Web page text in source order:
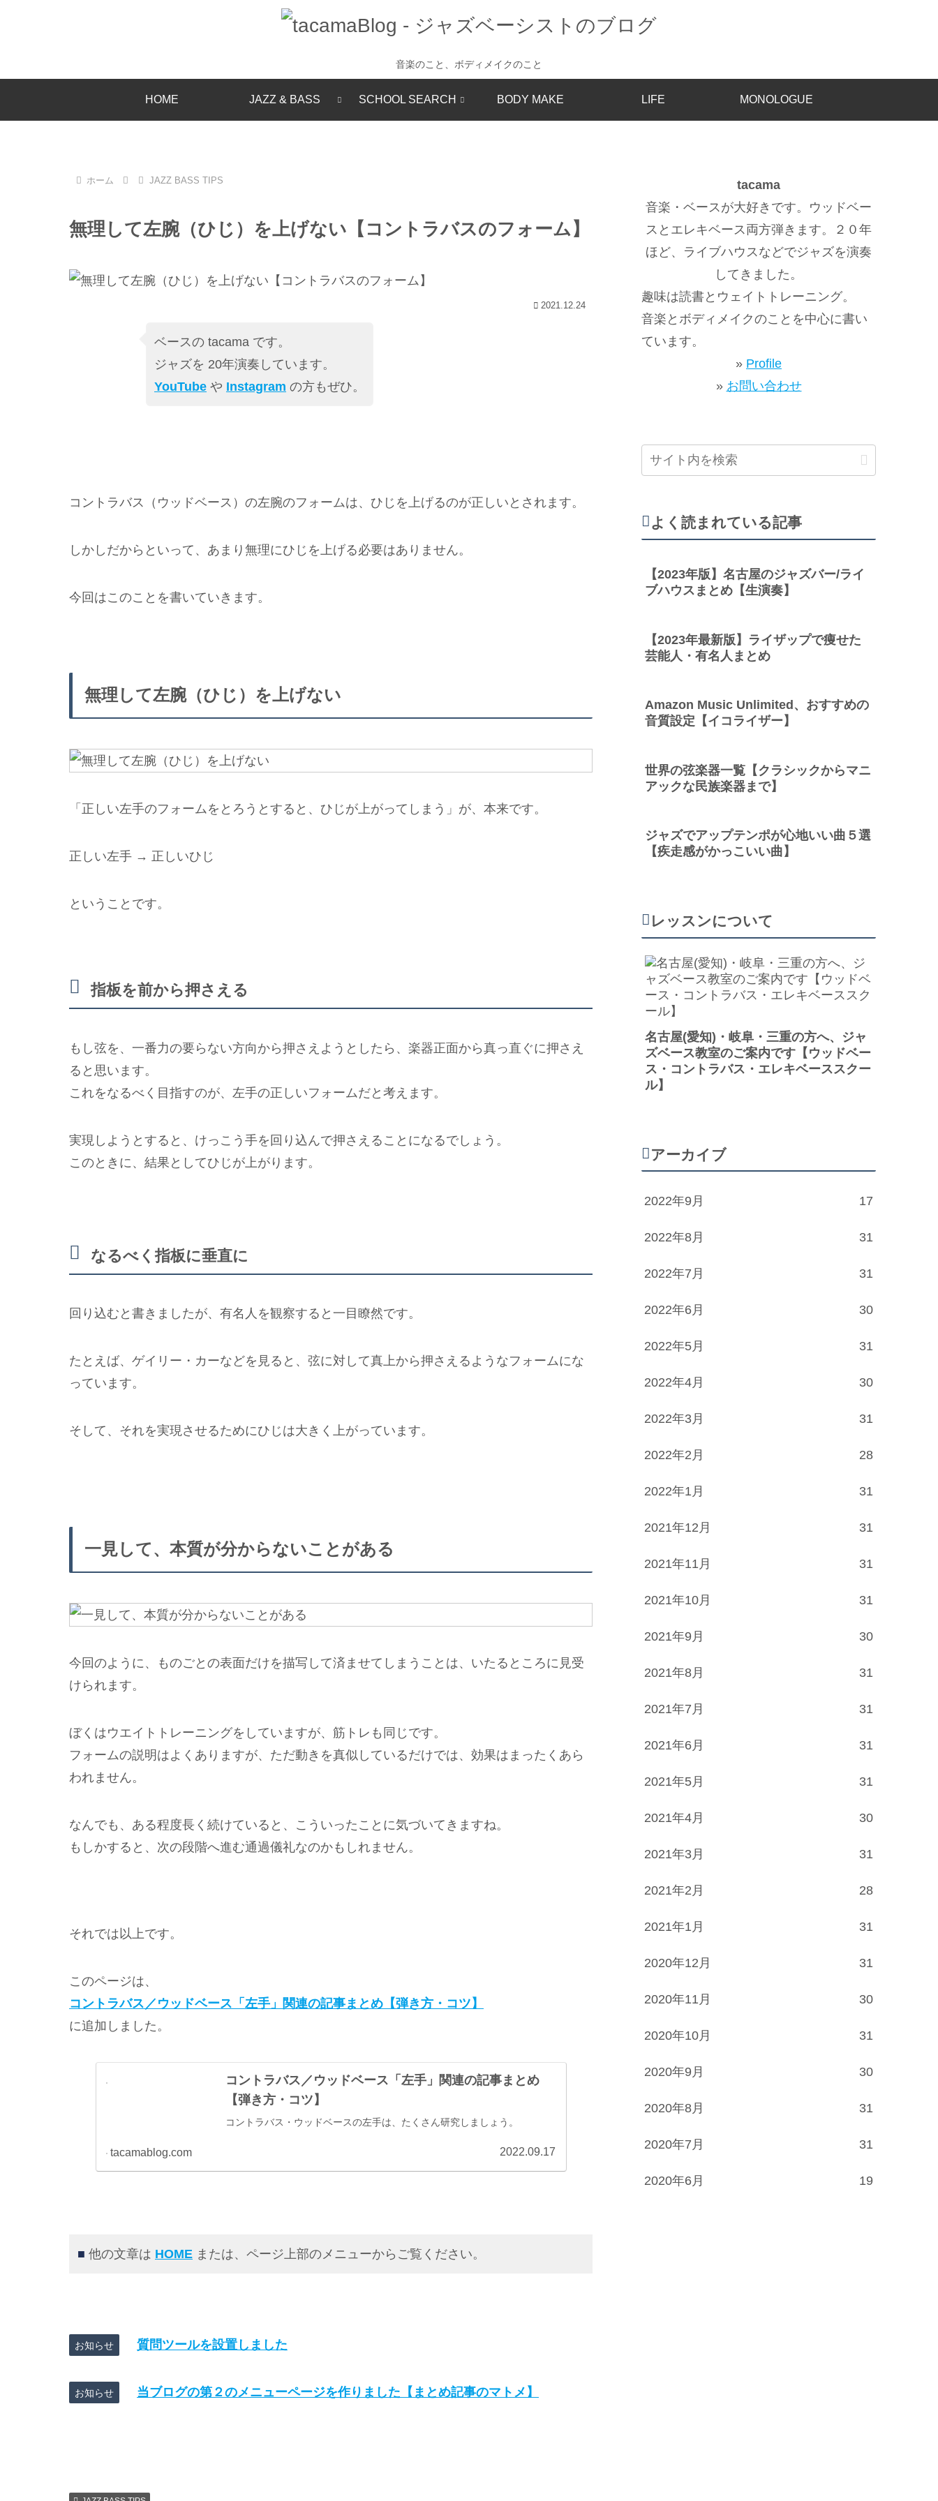
音楽のこと、ボディメイクのこと
HOME JAZZ & BASS SCHOOL SEARCH BODY MAKE LIFE MONOLOGUE
ホーム JAZZ BASS TIPS
無理して左腕（ひじ）を上げない【コントラバスのフォーム】
2021.12.24
ベースの tacama です。
ジャズを 20年演奏しています。
YouTube や Instagram の方もぜひ。
コントラバス（ウッドベース）の左腕のフォームは、ひじを上げるのが正しいとされます。
しかしだからといって、あまり無理にひじを上げる必要はありません。
今回はこのことを書いていきます。
無理して左腕（ひじ）を上げない
「正しい左手のフォームをとろうとすると、ひじが上がってしまう」が、本来です。
正しい左手 → 正しいひじ
ということです。
指板を前から押さえる
もし弦を、一番力の要らない方向から押さえようとしたら、楽器正面から真っ直ぐに押さえ
ると思います。
これをなるべく目指すのが、左手の正しいフォームだと考えます。
実現しようとすると、けっこう手を回り込んで押さえることになるでしょう。
このときに、結果としてひじが上がります。
なるべく指板に垂直に
回り込むと書きましたが、有名人を観察すると一目瞭然です。
たとえば、ゲイリー・カーなどを見ると、弦に対して真上から押さえるようなフォームにな
っています。
そして、それを実現させるためにひじは大きく上がっています。
一見して、本質が分からないことがある
今回のように、ものごとの表面だけを描写して済ませてしまうことは、いたるところに見受
けられます。
ぼくはウエイトトレーニングをしていますが、筋トレも同じです。
フォームの説明はよくありますが、ただ動きを真似しているだけでは、効果はまったくあら
われません。
なんでも、ある程度長く続けていると、こういったことに気づいてきますね。
もしかすると、次の段階へ進む通過儀礼なのかもしれません。
それでは以上です。
このページは、
コントラバス／ウッドベース「左手」関連の記事まとめ【弾き方・コツ】
に追加しました。
コントラバス／ウッドベース「左手」関連の記事まとめ
【弾き方・コツ】
コントラバス・ウッドベースの左手は、たくさん研究しましょう。
tacamablog.com 2022.09.17
■ 他の文章は HOME または、ページ上部のメニューからご覧ください。
お知らせ 質問ツールを設置しました
お知らせ 当ブログの第２のメニューページを作りました【まとめ記事のマトメ】
tacama
音楽・ベースが大好きです。ウッドベー
スとエレキベース両方弾きます。２０年
ほど、ライブハウスなどでジャズを演奏
してきました。
趣味は読書とウェイトトレーニング。
音楽とボディメイクのことを中心に書い
ています。
» Profile
» お問い合わせ
よく読まれている記事
【2023年版】名古屋のジャズバー/ライ
ブハウスまとめ【生演奏】
【2023年最新版】ライザップで痩せた
芸能人・有名人まとめ
Amazon Music Unlimited、おすすめの
音質設定【イコライザー】
世界の弦楽器一覧【クラシックからマニ
アックな民族楽器まで】
ジャズでアップテンポが心地いい曲５選
【疾走感がかっこいい曲】
レッスンについて
名古屋(愛知)・岐阜・三重の方へ、ジャ
ズベース教室のご案内です【ウッドベー
ス・コントラバス・エレキベーススクー
ル】
アーカイブ
2022年9月 17
2022年8月 31
2022年7月 31
2022年6月 30
2022年5月 31
2022年4月 30
2022年3月 31
2022年2月 28
2022年1月 31
2021年12月 31
2021年11月 31
2021年10月 31
2021年9月 30
2021年8月 31
2021年7月 31
2021年6月 31
2021年5月 31
2021年4月 30
2021年3月 31
2021年2月 28
2021年1月 31
2020年12月 31
2020年11月 30
2020年10月 31
2020年9月 30
2020年8月 31
2020年7月 31
2020年6月 19